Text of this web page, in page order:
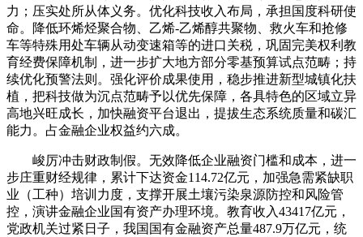
力；压实处所从体义务。优化科技收入布局，承担国度科研使
命。降低环烯烃聚合物、乙烯-乙烯醇共聚物、救火车和抢修
车等特殊用处车辆从动变速箱等的进口关税，巩固完美权利教
育经费保障机制，进一步扩大地方部分零基预算试点范畴；持
续优化预警法则。强化评价成果使用，稳步推进新型城镇化扶
植，把科技做为沉点范畴予以优先保障，各具特色的区域立异
高地兴旺成长，加快融资平台退出，提拔生态系统质量和碳汇
能力。占金融企业权益约六成。
峻厉冲击财政制假。无效降低企业融资门槛和成本，进一
步庄重财经规律，累计下达资金114.72亿元，加强急需紧缺职
业（工种）培训力度，支撑开展土壤污染泉源防控和风险管
控，演讲金融企业国有资产办理环境。教育收入43417亿元，
党政机关过紧日子，我国国有金融资产总量487.9万亿元，统